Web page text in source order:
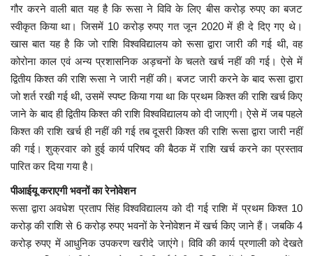
छत्तीसगढ़
मनोरंजन
लाइफस्टाइल
खेल
ब्रेकिंग न्यूज़
व्यापार
टेक न्यूज़
गौर करने वाली बात यह है कि रूसा ने विवि के लिए बीस करोड़ रुपए का बजट
स्वीकृत किया था। जिसमें 10 करोड़ रुपए गत जून 2020 में ही दे दिए गए थे।
खास बात यह है कि जो राशि विश्वविद्यालय को रूसा द्वारा जारी की गई थी, वह
कोरोना काल एवं अन्य प्रशासनिक अड़चनों के चलते खर्च नहीं की गई। ऐसे में
द्वितीय किश्त की राशि रूसा ने जारी नहीं की। बजट जारी करने के बाद रूसा द्वारा
जो शर्त रखी गई थी, उसमें स्पष्ट किया गया था कि प्रथम किश्त की राशि खर्च किए
जाने के बाद ही द्वितीय किश्त की राशि विश्वविद्यालय को दी जाएगी। ऐसे में जब पहले
किश्त की राशि खर्च ही नहीं की गई तब दूसरी किश्त की राशि रूसा द्वारा जारी नहीं
की गई। शुक्रवार को हुई कार्य परिषद की बैठक में राशि खर्च करने का प्रस्ताव
पारित कर दिया गया है।
पीआईयू कराएगी भवनों का रेनोवेशन
रूसा द्वारा अवधेश प्रताप सिंह विश्वविद्यालय को दी गई राशि में प्रथम किश्त 10
करोड़ की राशि से 6 करोड़ रुपए भवनों के रेनोवेशन में खर्च किए जाने हैं। जबकि 4
करोड़ रुपए में आधुनिक उपकरण खरीदे जाएंगे। विवि की कार्य प्रणाली को देखते